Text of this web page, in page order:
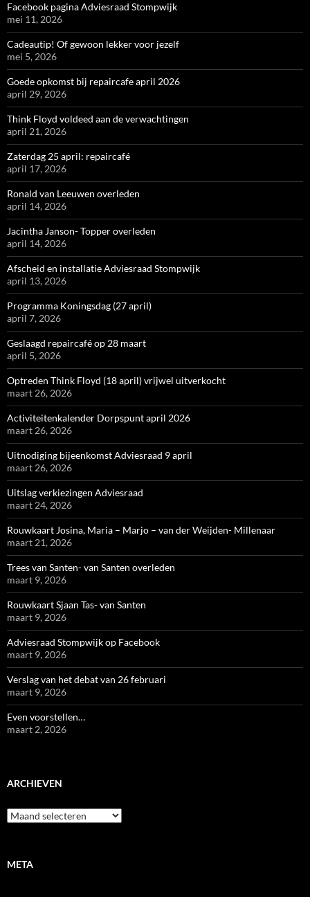
Facebook pagina Adviesraad Stompwijk
mei 11, 2026
Cadeautip! Of gewoon lekker voor jezelf
mei 5, 2026
Goede opkomst bij repaircafe april 2026
april 29, 2026
Think Floyd voldeed aan de verwachtingen
april 21, 2026
Zaterdag 25 april: repaircafé
april 17, 2026
Ronald van Leeuwen overleden
april 14, 2026
Jacintha Janson- Topper overleden
april 14, 2026
Afscheid en installatie Adviesraad Stompwijk
april 13, 2026
Programma Koningsdag (27 april)
april 7, 2026
Geslaagd repaircafé op 28 maart
april 5, 2026
Optreden Think Floyd (18 april) vrijwel uitverkocht
maart 26, 2026
Activiteitenkalender Dorpspunt april 2026
maart 26, 2026
Uitnodiging bijeenkomst Adviesraad 9 april
maart 26, 2026
Uitslag verkiezingen Adviesraad
maart 24, 2026
Rouwkaart Josina, Maria – Marjo – van der Weijden- Millenaar
maart 21, 2026
Trees van Santen- van Santen overleden
maart 9, 2026
Rouwkaart Sjaan Tas- van Santen
maart 9, 2026
Adviesraad Stompwijk op Facebook
maart 9, 2026
Verslag van het debat van 26 februari
maart 9, 2026
Even voorstellen…
maart 2, 2026
ARCHIEVEN
Archieven
META